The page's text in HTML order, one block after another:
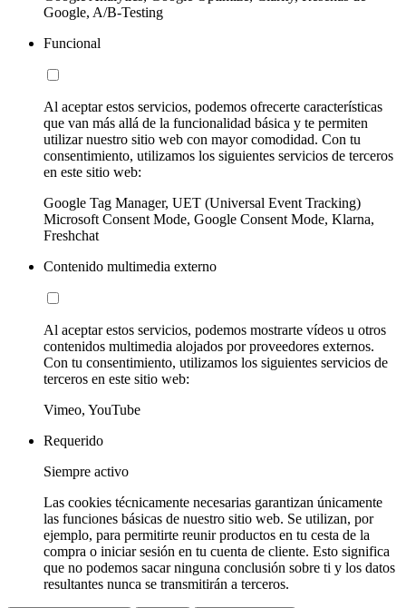
Google, A/B-Testing
Funcional
Al aceptar estos servicios, podemos ofrecerte características
que van más allá de la funcionalidad básica y te permiten
utilizar nuestro sitio web con mayor comodidad. Con tu
consentimiento, utilizamos los siguientes servicios de terceros
en este sitio web:
Google Tag Manager, UET (Universal Event Tracking)
Microsoft Consent Mode, Google Consent Mode, Klarna,
Freshchat
Contenido multimedia externo
Al aceptar estos servicios, podemos mostrarte vídeos u otros
contenidos multimedia alojados por proveedores externos.
Con tu consentimiento, utilizamos los siguientes servicios de
terceros en este sitio web:
Vimeo, YouTube
Requerido
Siempre activo
Las cookies técnicamente necesarias garantizan únicamente
las funciones básicas de nuestro sitio web. Se utilizan, por
ejemplo, para permitirte reunir productos en tu cesta de la
compra o iniciar sesión en tu cuenta de cliente. Esto significa
que no podemos sacar ninguna conclusión sobre ti y los datos
resultantes nunca se transmitirán a terceros.